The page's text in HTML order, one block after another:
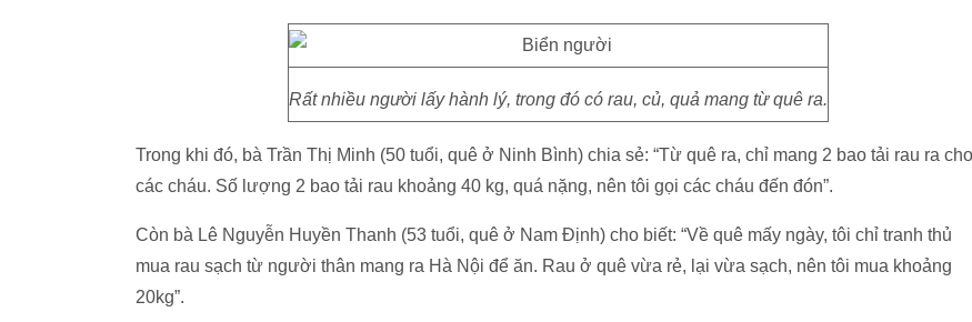
Rất nhiều người lấy hành lý, trong đó có rau, củ, quả mang từ quê ra.
Trong khi đó, bà Trần Thị Minh (50 tuổi, quê ở Ninh Bình) chia sẻ: “Từ quê ra, chỉ mang 2 bao tải rau ra cho
các cháu. Số lượng 2 bao tải rau khoảng 40 kg, quá nặng, nên tôi gọi các cháu đến đón”.
Còn bà Lê Nguyễn Huyền Thanh (53 tuổi, quê ở Nam Định) cho biết: “Về quê mấy ngày, tôi chỉ tranh thủ
mua rau sạch từ người thân mang ra Hà Nội để ăn. Rau ở quê vừa rẻ, lại vừa sạch, nên tôi mua khoảng
20kg”.